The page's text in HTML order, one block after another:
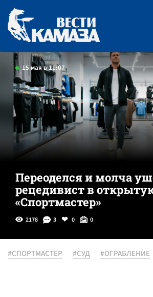
15 мая в 11:07
Переоделся и молча
рецедивист в
«Спортмастер»
2178 3 0 0
#СПОРТМАСТЕР #СУД #ОГРАБЛЕНИЕ